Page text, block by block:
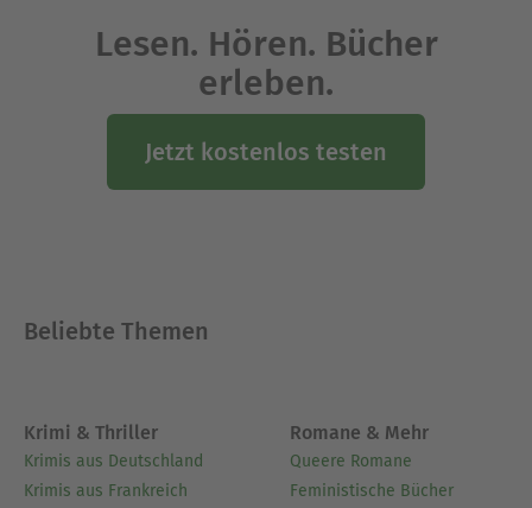
Lesen. Hören. Bücher
erleben.
Jetzt kostenlos testen
Beliebte Themen
Krimi & Thriller
Krimis aus Deutschland
Krimis aus Frankreich
Romane & Mehr
Queere Romane
Feministische Bücher